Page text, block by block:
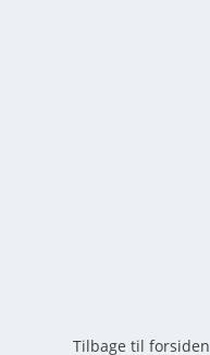
Tilbage til forsiden